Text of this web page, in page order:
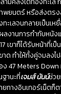
พยนตร์ หรือส่งต
เลจนกลายเป็นเ
งานการกำกับหนัง
เขาก็ได้รับหน้าที่เ
ทำให้ทั้งคู่จมลงไ
47 Meters
านะที่เจมส์ นันน์ช่ว
างอินเทอร์เน็ตก็ต